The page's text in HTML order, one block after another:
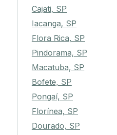
Cajati, SP
Iacanga, SP
Flora Rica, SP
Pindorama, SP
Macatuba, SP
Bofete, SP
Pongaí, SP
Florínea, SP
Dourado, SP